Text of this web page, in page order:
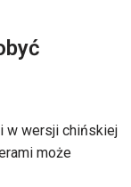
w wersji chińskiej
może